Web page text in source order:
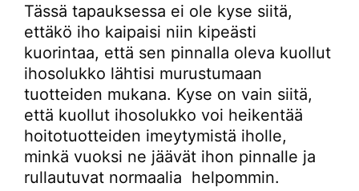
Tässä tapauksessa ei ole kyse siitä,
ettäkö iho kaipaisi niin kipeästi
kuorintaa, että sen pinnalla oleva kuollut
ihosolukko lähtisi murustumaan
tuotteiden mukana. Kyse on vain siitä,
että kuollut ihosolukko voi heikentää
hoitotuotteiden imeytymistä iholle,
minkä vuoksi ne jäävät ihon pinnalle ja
rullautuvat normaalia helpommin.